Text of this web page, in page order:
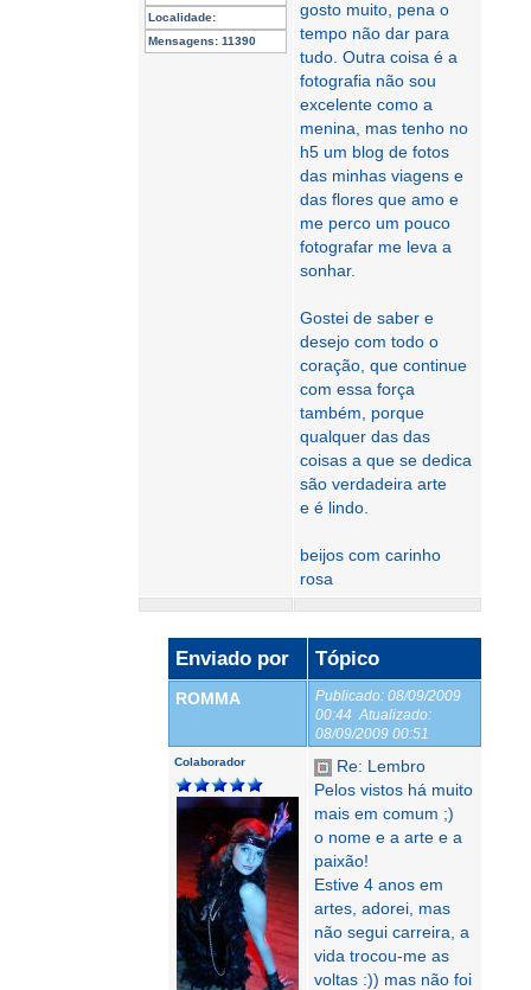
Localidade:
Mensagens: 11390
gosto muito, pena o
tempo não dar para
tudo. Outra coisa é a
fotografia não sou
excelente como a
menina, mas tenho no
h5 um blog de fotos
das minhas viagens e
das flores que amo e
me perco um pouco
fotografar me leva a
sonhar.
Gostei de saber e
desejo com todo o
coração, que continue
com essa força
também, porque
qualquer das das
coisas a que se dedica
são verdadeira arte
e é lindo.
beijos com carinho
rosa
Enviado por Tópico
ROMMA Publicado: 08/09/2009
00:44 Atualizado:
08/09/2009 00:51
Colaborador
Re: Lembro
Pelos vistos há muito
mais em comum ;)
o nome e a arte e a
paixão!
Estive 4 anos em
artes, adorei, mas
não segui carreira, a
vida trocou-me as
voltas :)) mas não foi